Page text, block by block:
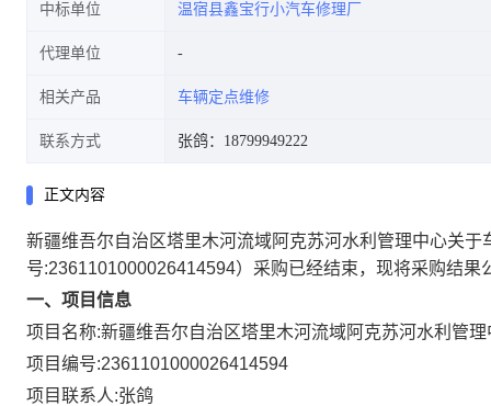
中标单位 温宿县鑫宝行小汽车修理厂
代理单位
相关产品 车辆定点维修
联系方式 张鸽：18799949222
正文内容
新疆维吾尔自治区塔里木河流域阿克苏河水利管理中心关
号:2361101000026414594）采购已经结束，现将采购结果
一、项目信息
项目名称:新疆维吾尔自治区塔里木河流域阿克苏河水利管
项目编号:2361101000026414594
项目联系人:张鸽